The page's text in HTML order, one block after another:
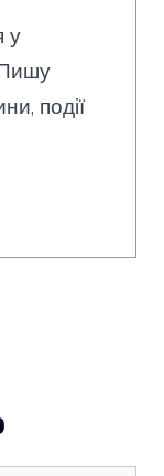
у
події